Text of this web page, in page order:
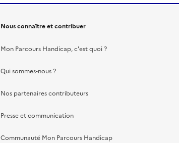
Nous connaître et contribuer
Mon Parcours Handicap, c'est quoi ?
Qui sommes-nous ?
Nos partenaires contributeurs
Presse et communication
Communauté Mon Parcours Handicap